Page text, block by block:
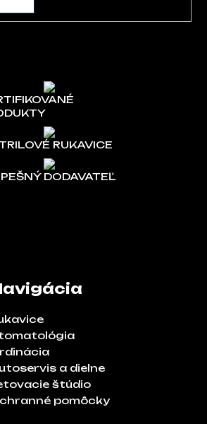
RUKAVICE
DODAVATEĽ
a dielne
štúdio
pomôcky